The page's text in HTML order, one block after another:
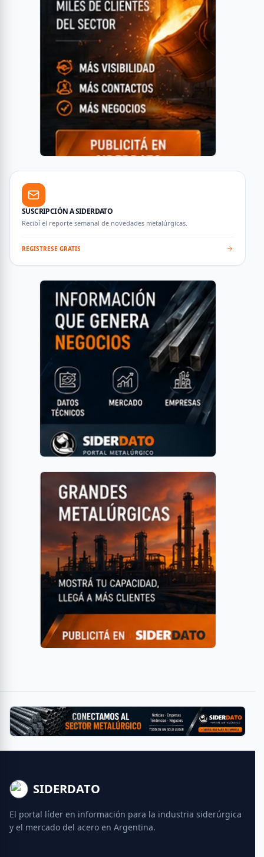
SUSCRIPCIÓN A SIDERDATO
Recibí el reporte semanal de novedades metalúrgicas.
REGISTRESE GRATIS
SIDERDATO
El portal líder en información para la industria siderúrgica
y el mercado del acero en Argentina.